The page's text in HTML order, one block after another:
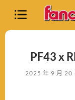
PF43 x
2025 年 9 月 20